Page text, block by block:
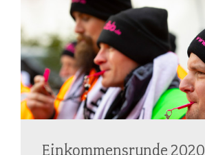
Einkommensrunde 2020